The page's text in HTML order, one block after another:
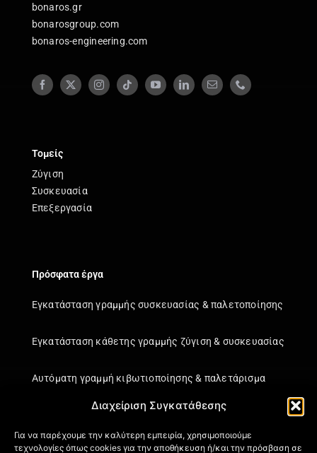
Διαχείριση Συγκατάθεσης
Για να παρέχουμε την καλύτερη εμπειρία, χρησιμοποιούμε
τεχνολογίες όπως cookies για την αποθήκευση ή/και την πρόσβαση σε
bonaros.gr
bonarosgroup.com
bonaros-engineering.com
Τομείς
Ζύγιση
Συσκευασία
Επεξεργασία
Πρόσφατα έργα
Εγκατάσταση γραμμής συσκευασίας & παλετοποίησης
Εγκατάσταση κάθετης γραμμής ζύγιση & συσκευασίας
Αυτόματη γραμμή κιβωτιοποίησης & παλετάρισμα
Εγκατάσταση κάθετης γραμμής ζύγιση & συσκευασίας